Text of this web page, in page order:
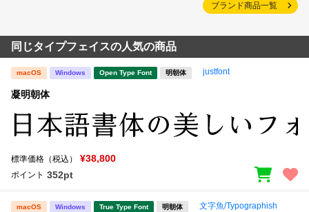
ブランド商品一覧
同じタイプフェイスの人気の商品
macOS Windows Open Type Font 明朝体 justfont
凝明朝体
標準価格（税込） ¥38,800
ポイント 352pt
macOS Windows True Type Font 明朝体 文字魚/Typographish